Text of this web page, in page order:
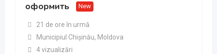
оформить
New
21 de ore în urmă
Municipiul Chișinău, Moldova
4 vizualizări